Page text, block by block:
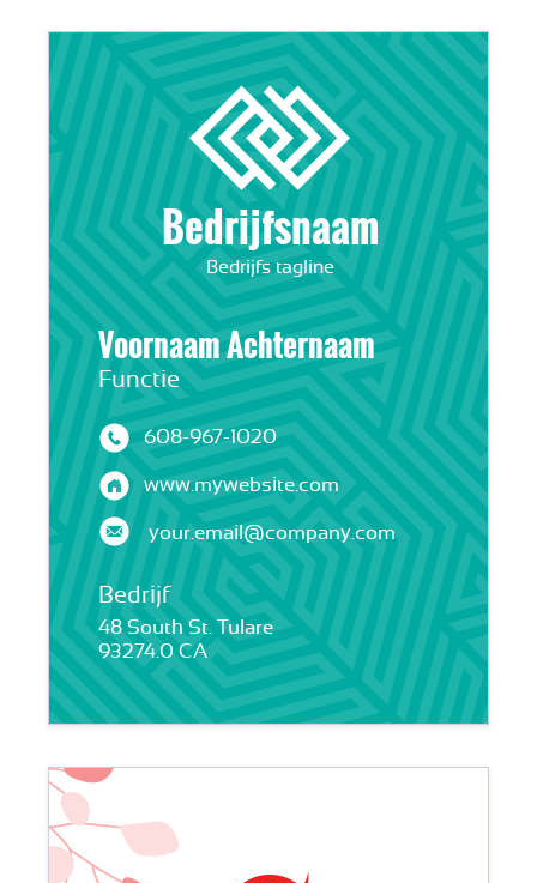
your.email@company.com
Bedrijf
48 South St. Tulare
93274.0 CA
608-967-1020
www.mywebsite.com
Functie
Voornaam Achternaam
Bedrijfsnaam
Bedrijfs tagline